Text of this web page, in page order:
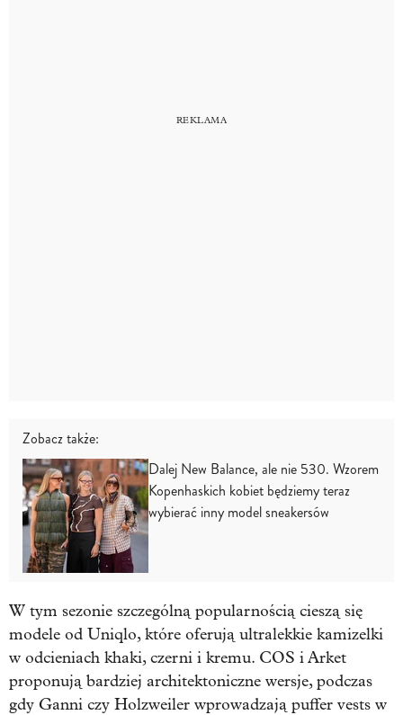
Zobacz także:
Dalej New Balance, ale nie 530. Wzorem
Kopenhaskich kobiet będziemy teraz
wybierać inny model sneakersów
W tym sezonie szczególną popularnością cieszą się
modele od Uniqlo, które oferują ultralekkie kamizelki
w odcieniach khaki, czerni i kremu. COS i Arket
proponują bardziej architektoniczne wersje, podczas
gdy Ganni czy Holzweiler wprowadzają puffer vests w